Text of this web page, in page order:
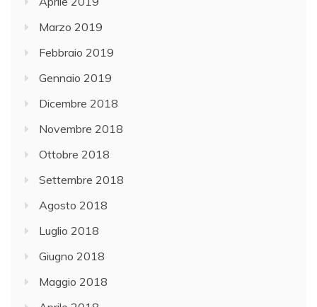
Marzo 2019
Febbraio 2019
Gennaio 2019
Dicembre 2018
Novembre 2018
Ottobre 2018
Settembre 2018
Agosto 2018
Luglio 2018
Giugno 2018
Maggio 2018